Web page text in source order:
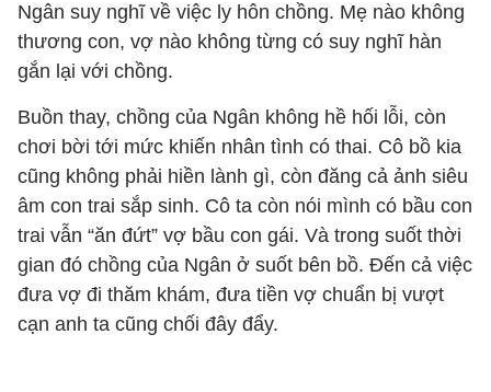
Ngân suy nghĩ về việc ly hôn chồng. Mẹ nào không
thương con, vợ nào không từng có suy nghĩ hàn
gắn lại với chồng.
Buồn thay, chồng của Ngân không hề hối lỗi, còn
chơi bời tới mức khiến nhân tình có thai. Cô bồ kia
cũng không phải hiền lành gì, còn đăng cả ảnh siêu
âm con trai sắp sinh. Cô ta còn nói mình có bầu con
trai vẫn “ăn đứt” vợ bầu con gái. Và trong suốt thời
gian đó chồng của Ngân ở suốt bên bồ. Đến cả việc
đưa vợ đi thăm khám, đưa tiền vợ chuẩn bị vượt
cạn anh ta cũng chối đây đẩy.